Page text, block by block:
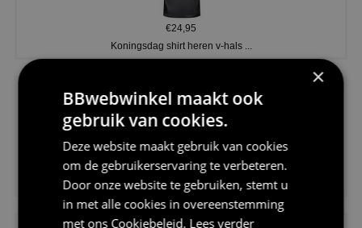
€24,95
Koningsdag shirt heren v-hals ...
€24,95
V-hals shirt rood wit blauw st...
×
BBwebwinkel maakt ook
gebruik van cookies.
Deze website maakt gebruik van cookies
om de gebruikerservaring te verbeteren.
Door onze website te gebruiken, stemt u
in met alle cookies in overeenstemming
met ons Cookiebeleid. Lees verder